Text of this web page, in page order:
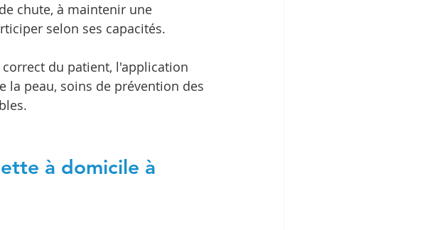
chute, à maintenir une
selon ses capacités.
du patient, l'application
la peau, soins de prévention des
à domicile à